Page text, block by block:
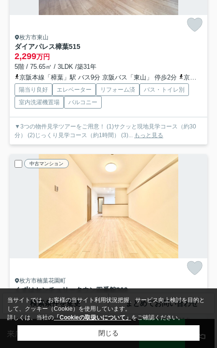
枚方市東山
ダイアパレス樟葉515
2,299万円
5階 / 75.65㎡ / 3LDK /築31年
京阪本線「樟葉」駅 バス9分 京阪バス「東山」 停歩2分
京阪バス「東山（枚方市）」バス停下車 徒歩2分
陽当り良好 エレベーター リフォーム済
バス・トイレ別
室内洗濯機置場
バルコニー
▼3つの物件見学ツアーをご用意！ (1)サクッと現地見学コース（約30
分） (2)じっくり見学コース（約1時間） (3)...
もっと見る
中古マンション
枚方市楠葉花園町
くずはセンチュリータウン四番館309
2,399万円
3階 / 73.99㎡ / 2LDK＋S(納戸) /築51年
京阪本線「樟葉」駅 徒歩5分
京阪本線「牧野」駅 徒歩28分 京阪
陽当り良好
検索条件を変更 まとめてお問い合わせ
来店予約 ログイン
当サイトでは、お客様の当サイト利用状況把握、サービス向上検討を目的と
して、クッキー（Cookie）を使用しています。
詳しくは、当社の「Cookieの取扱いについて」をご確認ください。
閉じる